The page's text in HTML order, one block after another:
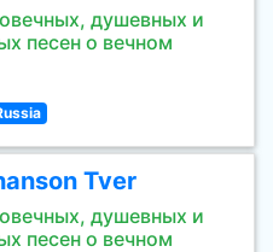
душевных и
песен о вечном
Tver
душевных и
песен о вечном